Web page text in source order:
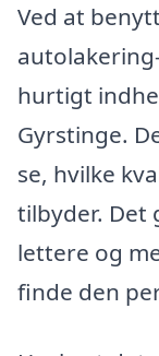
Ved at
hurtigt
Gyrstinge.
se, hvilke
tilbyder. Det
lettere og
finde den